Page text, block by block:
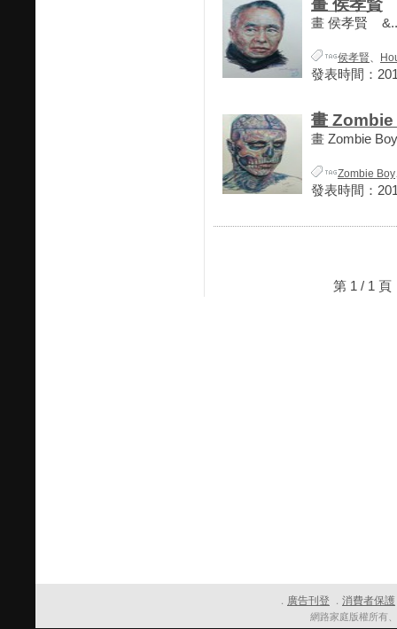
畫 侯孝賢
畫 侯孝賢
侯孝賢、
發表時間：
畫
畫 Zombie
Zombie Boy
發表時間：
第 1 / 1
． 廣告刊登 ． 消費者保護
網路家庭版權所有